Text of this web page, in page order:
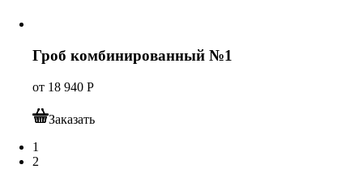
Гроб комбинированный №1
от 18 940 Р
Заказать
1
2